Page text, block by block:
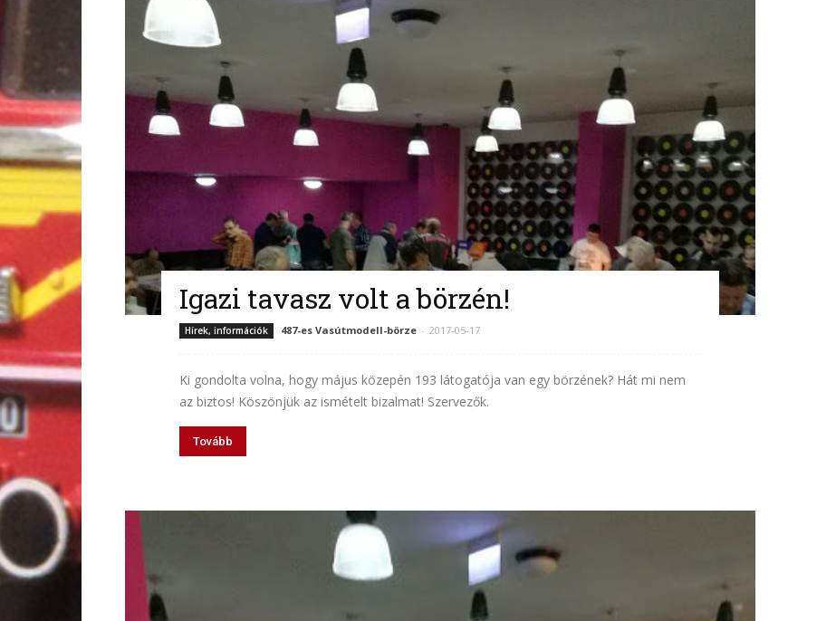
Igazi tavasz volt a börzén!
Hírek, információk 487-es Vasútmodell-börze - 2017-05-17
Ki gondolta volna, hogy május közepén 193 látogatója van egy börzének? Hát mi nem
az biztos! Köszönjük az ismételt bizalmat! Szervezők.
Tovább